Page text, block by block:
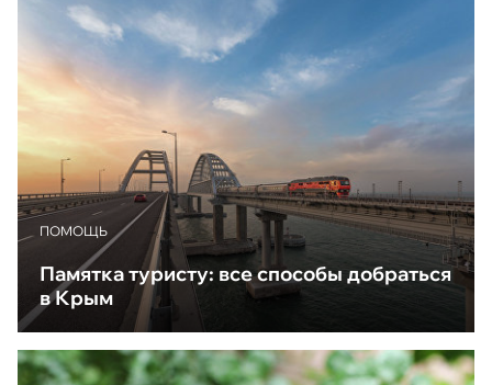
ПОМОЩЬ
Памятка туристу: все способы добраться
в Крым